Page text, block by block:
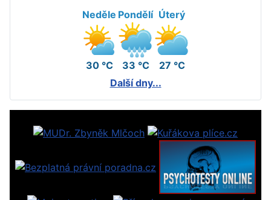
Neděle
30 °C
Pondělí
33 °C
Úterý
27 °C
Další dny...